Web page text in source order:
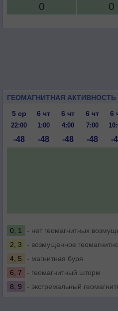
0 0
ГЕОМАГНИТНАЯ АКТИВНОСТЬ
5 ср
6 чт 6 чт 6 чт 6
22:00 1:00 4:00 7:00
-48 -48 -48 -48 -
0, 1
- нет геомагнитных
2, 3
- возмущенное
4, 5
- магнитная буря
6, 7
- геомагнитный шторм
8, 9
- экстремальный